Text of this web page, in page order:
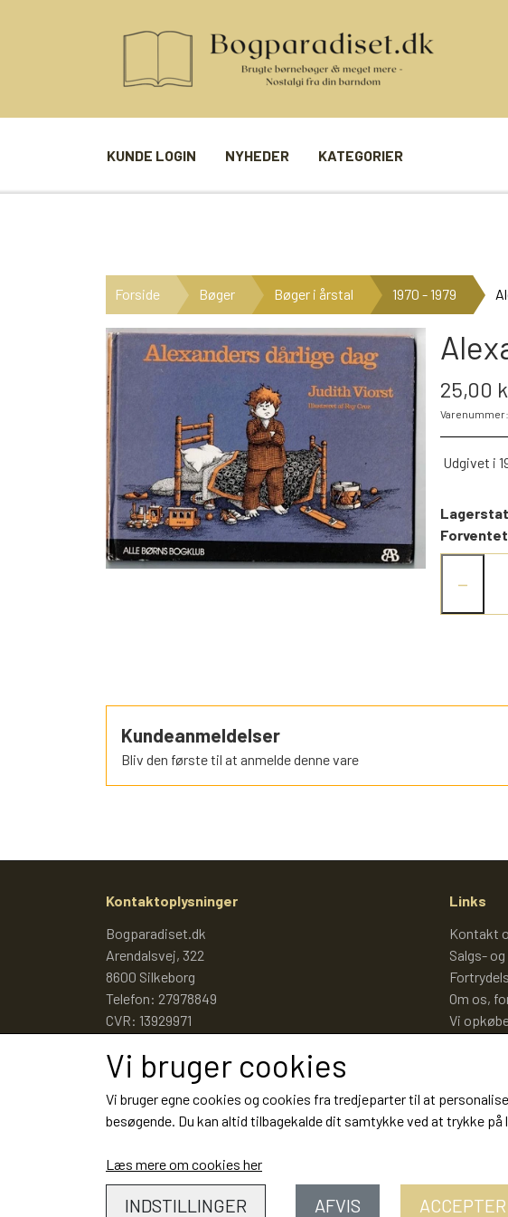
KUNDE LOGIN NYHEDER KATEGORIER
BØGER I SERIE
BØGER I ÅRSTAL
UDVALGTE FORFATTERE
BILLED- / LOTTERI
LUDO
SPILLEKORT
FIRKORT
ALLE DE ANDRE SPIL
NYHEDER
Forside Bøger Bøger i årstal 1970 - 1979
25,00
Udgivet i
−
Kundeanmeldelser
Bliv den første til at anmelde denne vare
Kontaktoplysninger
Bogparadiset.dk
Arendalsvej, 322
8600 Silkeborg
Telefon: 27978849
CVR: 13929971
Links
Kontakt
Salgs-
Om os,
Vi
Vi bruger cookies
Vi bruger egne cookies og cookies fra tredjeparter til at
besøgende. Du kan altid tilbagekalde dit samtykke ved at trykke
Læs mere om cookies her
INDSTILLINGER AFVIS ACCEPTER